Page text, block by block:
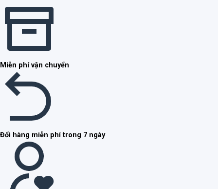
Miễn phí vận chuyển
Đổi hàng miễn phí trong 7 ngày